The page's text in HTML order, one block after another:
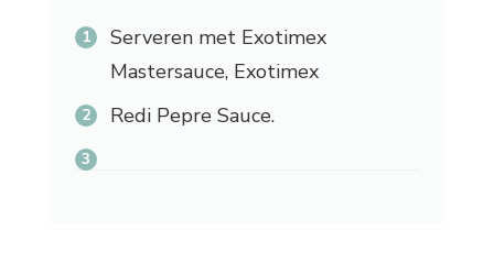
Serveren met Exotimex
Mastersauce, Exotimex
Redi Pepre Sauce.